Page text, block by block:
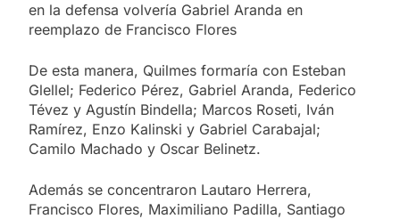
en la defensa volvería Gabriel Aranda en
reemplazo de Francisco Flores
De esta manera, Quilmes formaría con Esteban
Glellel; Federico Pérez, Gabriel Aranda, Federico
Tévez y Agustín Bindella; Marcos Roseti, Iván
Ramírez, Enzo Kalinski y Gabriel Carabajal;
Camilo Machado y Oscar Belinetz.
Además se concentraron Lautaro Herrera,
Francisco Flores, Maximiliano Padilla, Santiago